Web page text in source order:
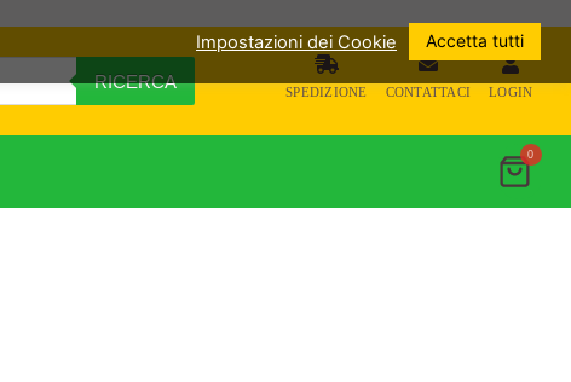
RICERCA SPEDIZIONE CONTATTACI LOGIN
0
Impostazioni dei Cookie Accetta tutti